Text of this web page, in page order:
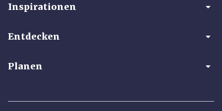
Inspirationen arrow_drop_down
Entdecken arrow_drop_down
Planen arrow_drop_down